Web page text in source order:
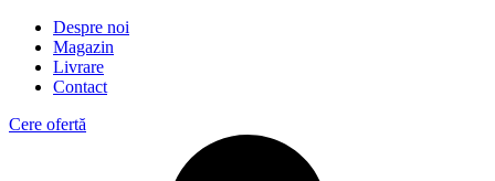
Despre noi
Magazin
Livrare
Contact
Cere ofertă